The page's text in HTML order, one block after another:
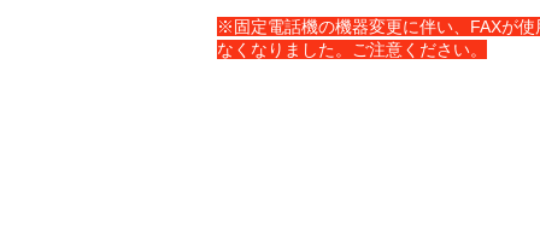
​※固定電話機の機器変更に伴い、FAXが使
なくなりました。ご注意ください。